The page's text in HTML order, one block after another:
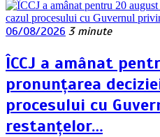
06/08/2026 3 minute
ÎCCJ a amânat
pronunțarea
procesului cu
restanțelor…